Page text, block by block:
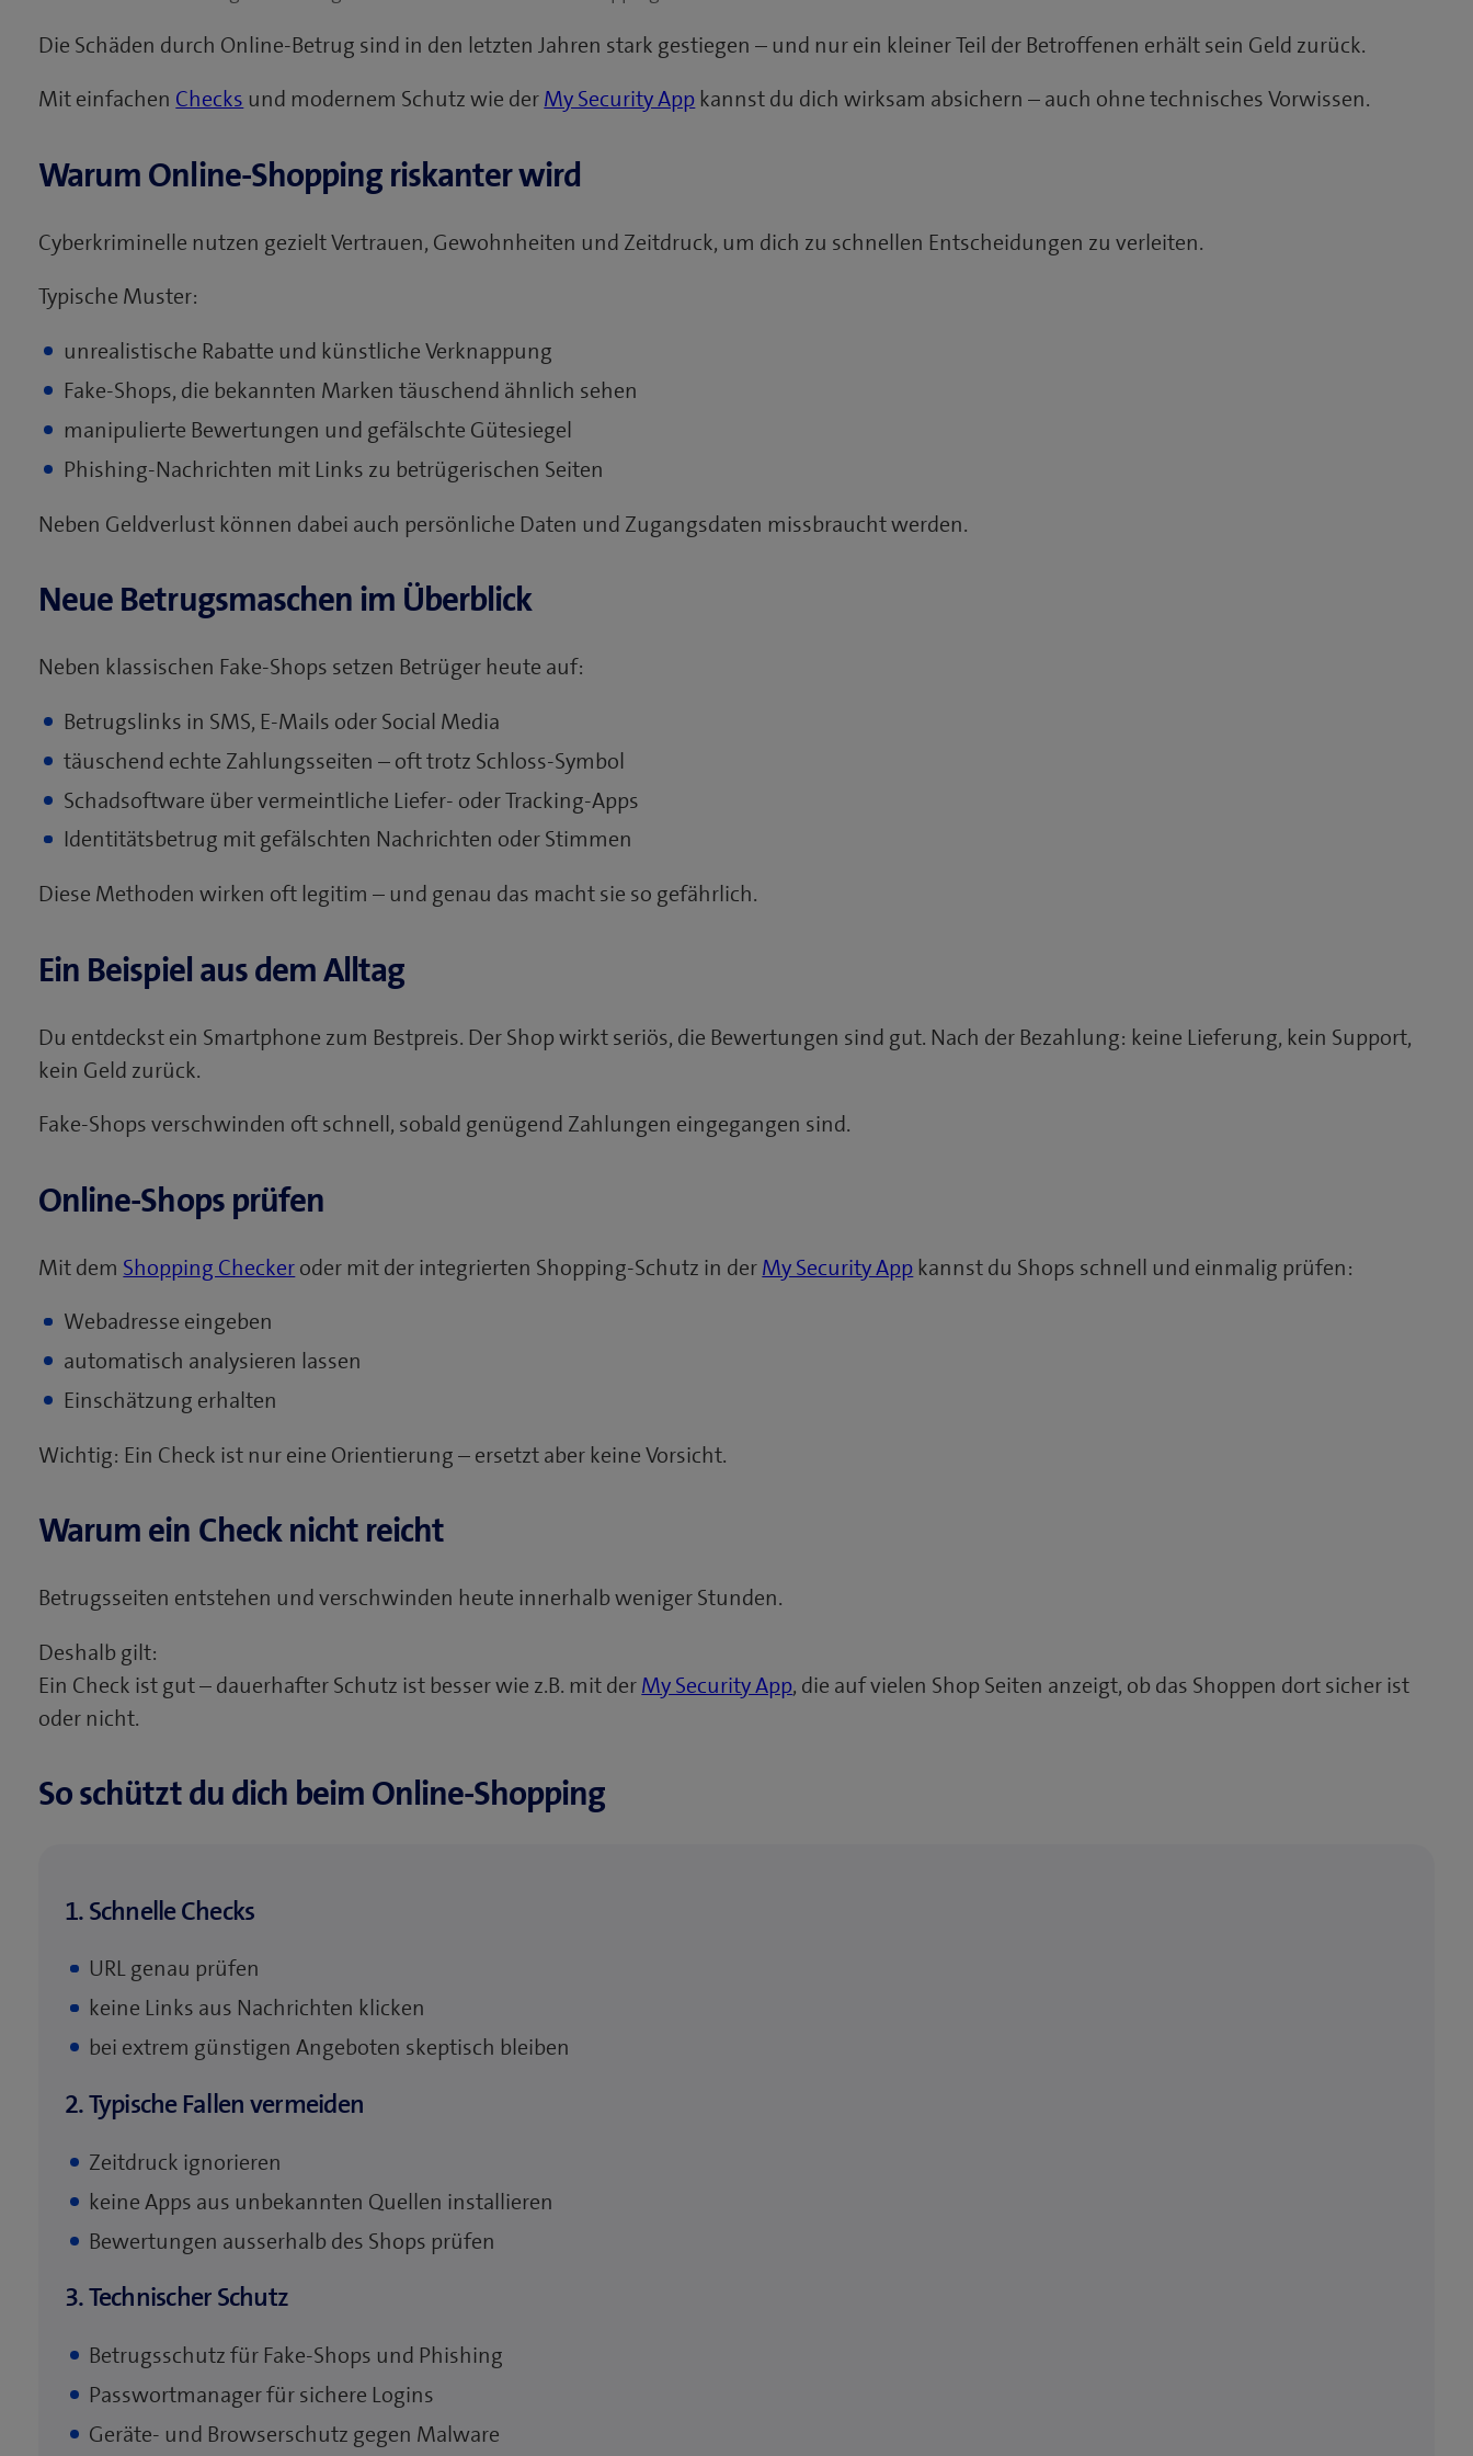
Die Schäden durch Online-Betrug sind in den letzten Jahren stark gestiegen – und nur ein kleiner Teil der Betroffenen erhält sein Geld zurück.
Mit einfachen Checks und modernem Schutz wie derMy Security App kannst du dich wirksam absichern – auch ohne technisches Vorwissen.
Warum Online-Shopping riskanter wird
Cyberkriminelle nutzen gezielt Vertrauen, Gewohnheiten und Zeitdruck, um dich zu schnellen Entscheidungen zu verleiten.
Typische Muster:
unrealistische Rabatte und künstliche Verknappung
Fake-Shops, die bekannten Marken täuschend ähnlich sehen
manipulierte Bewertungen und gefälschte Gütesiegel
Phishing-Nachrichten mit Links zu betrügerischen Seiten
Neben Geldverlust können dabei auch persönliche Daten und Zugangsdaten missbraucht werden.
Neue Betrugsmaschen im Überblick
Neben klassischen Fake-Shops setzen Betrüger heute auf:
Betrugslinks in SMS, E-Mails oder Social Media
täuschend echte Zahlungsseiten – oft trotz Schloss-Symbol
Schadsoftware über vermeintliche Liefer- oder Tracking-Apps
Identitätsbetrug mit gefälschten Nachrichten oder Stimmen
Diese Methoden wirken oft legitim – und genau das macht sie so gefährlich.
Ein Beispiel aus dem Alltag
Du entdeckst ein Smartphone zum Bestpreis. Der Shop wirkt seriös, die Bewertungen sind gut. Nach der Bezahlung: keine Lieferung, kein Support,
kein Geld zurück.
Fake-Shops verschwinden oft schnell, sobald genügend Zahlungen eingegangen sind.
Online-Shops prüfen
Mit dem Shopping Checkeroder mit der integrierten Shopping-Schutz in derMy Security App kannst du Shops schnell und einmalig prüfen:
Webadresse eingeben
automatisch analysieren lassen
Einschätzung erhalten
Wichtig: Ein Check ist nur eine Orientierung – ersetzt aber keine Vorsicht.
Warum ein Check nicht reicht
Betrugsseiten entstehen und verschwinden heute innerhalb weniger Stunden.
Deshalb gilt:
Ein Check ist gut – dauerhafter Schutz ist besser wie z.B. mit derMy Security App, die auf vielen Shop Seiten anzeigt, ob das Shoppen dort sicher ist
oder nicht.
So schützt du dich beim Online-Shopping
1. Schnelle Checks
URL genau prüfen
keine Links aus Nachrichten klicken
bei extrem günstigen Angeboten skeptisch bleiben
2. Typische Fallen vermeiden
Zeitdruck ignorieren
keine Apps aus unbekannten Quellen installieren
Bewertungen ausserhalb des Shops prüfen
3. Technischer Schutz
Betrugsschutz für Fake-Shops und Phishing
Passwortmanager für sichere Logins
Geräte- und Browserschutz gegen Malware